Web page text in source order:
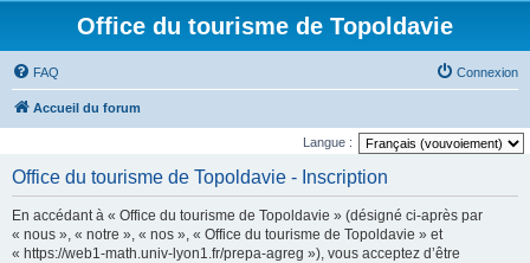
Office du tourisme de Topoldavie
FAQ Connexion
Accueil du forum
Langue :
Office du tourisme de Topoldavie - Inscription
En accédant à « Office du tourisme de Topoldavie » (désigné ci-après par
« nous », « notre », « nos », « Office du tourisme de Topoldavie » et
« https://web1-math.univ-lyon1.fr/prepa-agreg »), vous acceptez d’être